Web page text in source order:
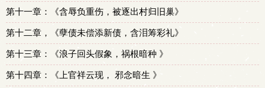
第十一章：《含辱负重伤，被逐出村归旧巢》
第十二章，《孽债未偿添新债，含泪筹彩礼》
第十三章：《浪子回头假象，祸根暗种 》
第十四章：《上官祥云现， 邪念暗生 》